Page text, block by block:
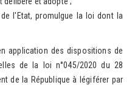
de l'Etat, promulgue la loi dont la
application des dispositions de
de la loi n°045/2020 du 28
de la République à légiférer par